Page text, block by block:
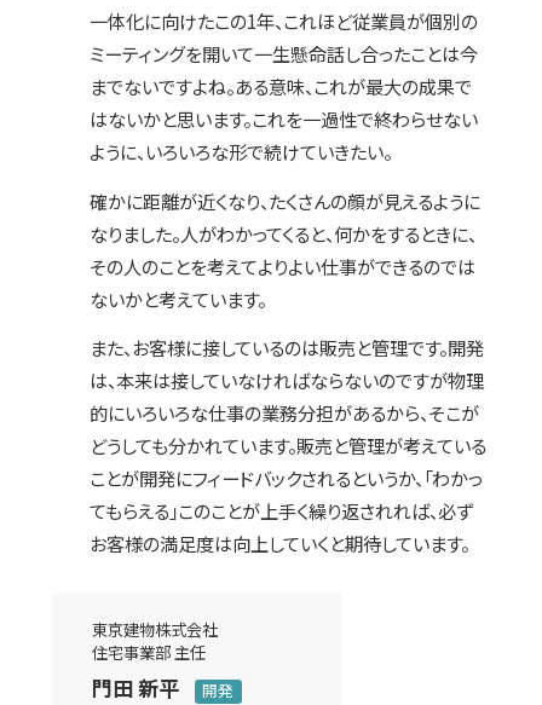
一体化に向けたこの1年、これほど従業員が個別の
ミーティングを開いて一生懸命話し合ったことは今
までないですよね。ある意味、これが最大の成果で
はないかと思います。これを一過性で終わらせない
ように、いろいろな形で続けていきたい。
確かに距離が近くなり、たくさんの顔が見えるように
なりました。人がわかってくると、何かをするときに、
その人のことを考えてよりよい仕事ができるのでは
ないかと考えています。
また、お客様に接しているのは販売と管理です。開発
は、本来は接していなければならないのですが物理
的にいろいろな仕事の業務分担があるから、そこが
どうしても分かれています。販売と管理が考えている
ことが開発にフィードバックされるというか、「わかっ
てもらえる」このことが上手く繰り返されれば、必ず
お客様の満足度は向上していくと期待しています。
東京建物株式会社
住宅事業部 主任
門田 新平 開発